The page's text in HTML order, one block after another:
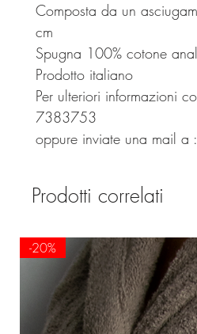
Composta da un
cm
Spugna 100% cotone
Prodotto italiano
Per ulteriori informazioni
7383753
oppure inviate una mail a
Prodotti correlati
-20%